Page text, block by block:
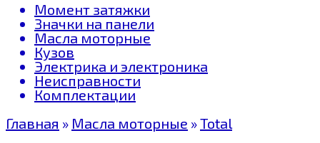
Момент затяжки
Значки на панели
Масла моторные
Кузов
Электрика и электроника
Неисправности
Комплектации
Главная » Масла моторные »Total